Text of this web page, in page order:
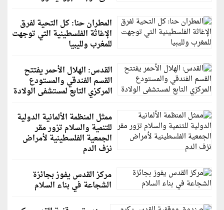
المطران حنا: كل التحية لفرق
الإغاثة الفلسطينية التي توجهت
للمغرب ولليبيا
القدس: الهلال الأحمر يفتتح
القسم الفندقي والمستودع
المركزي التابع لمستشفى الولادة
ممثل المنظمة الألمانية الدولية
للتنمية والسلام تزور مقر
الجمعية الفلسطينية لأمراض
نزف الدم
مركز القدس يفوز بجائزة
الشجاعة في بناء السلام